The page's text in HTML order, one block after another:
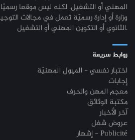
المهني أو التشغيل. لكنه ليس موقعا
وزارة أو إدارة رسميّة تعمل في مجالات
الثانوي أو التكوين المهني أو التشغيل.
روابط سريعة
اختبار نفسي - الميول المهنيّة
إجابات
معجم المهن والحرف
مكتبة الوثائق
آخر الأخبار
عروض شغل
إشهار - Publicité